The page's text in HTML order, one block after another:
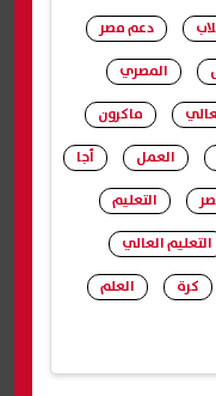
دعم مصر
المصري
ماكرون
العمل
أجا
التعليم
التعليم العالي
كرة
العلم